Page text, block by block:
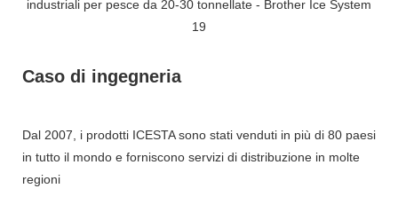
Caso di ingegneria
Dal 2007, i prodotti ICESTA sono stati venduti in più di 80 paesi
in tutto il mondo e forniscono servizi di distribuzione in molte
regioni